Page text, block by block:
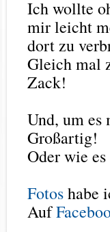
Ich wollte
mir leicht
dort zu
Gleich mal
Zack!
Und, um es
Großartig!
Oder wie
Fotoshabe
Auf